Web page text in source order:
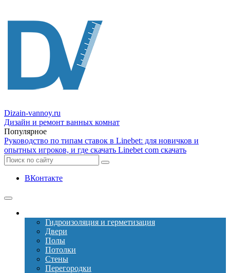
Dizain-vannoy.ru
Дизайн и ремонт ванных комнат
Популярное
Руководство по типам ставок в Linebet: для новичков и
опытных игроков, и где скачать Linebet com скачать
ВКонтакте
Гидроизоляция и герметизация
Двери
Полы
Потолки
Стены
Перегородки